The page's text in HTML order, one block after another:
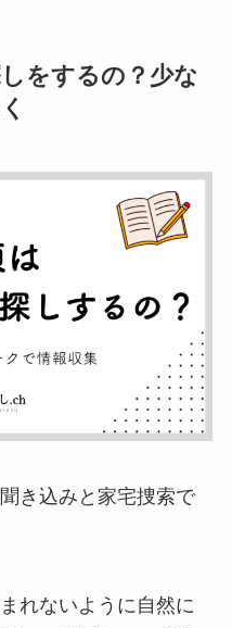
をするの？少な
き込みと家宅捜索で
れないように自然に